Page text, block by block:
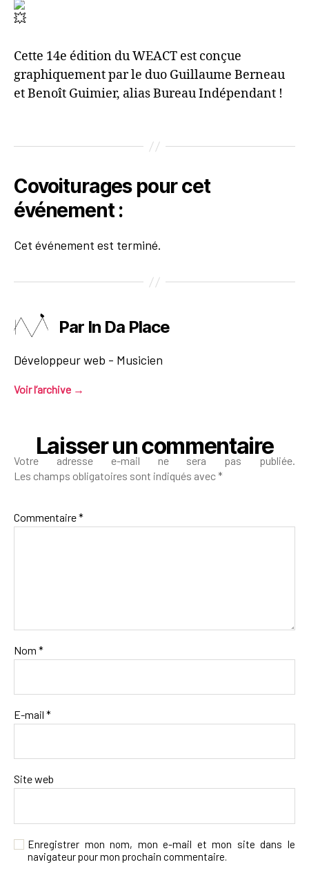
Cette 14e édition du WEACT est conçue
graphiquement par le duo Guillaume Berneau
et Benoît Guimier, alias Bureau Indépendant !
Covoiturages pour cet
événement :
Cet événement est terminé.
Par In Da Place
Développeur web - Musicien
Voir l’archive →
Laisser un commentaire
Votre adresse e-mail ne sera pas publiée.
Les champs obligatoires sont indiqués avec*
Commentaire*
Nom *
E-mail *
Site web
Enregistrer mon nom, mon e-mail et mon site dans le
navigateur pour mon prochain commentaire.